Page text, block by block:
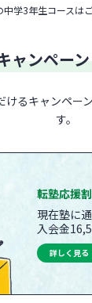
学3年生コースは
ャンペー
けるキャンペー
す。
転塾応援
現在塾に
入会金
詳しく見る